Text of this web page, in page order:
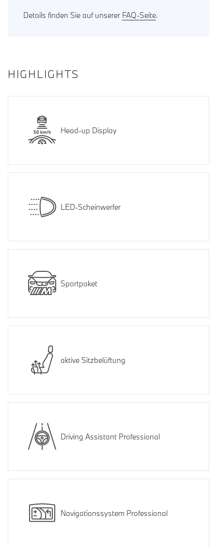
Details finden Sie auf unserer FAQ-Seite.
HIGHLIGHTS
Head-up Display
LED-Scheinwerfer
Sportpaket
aktive Sitzbelüftung
Driving Assistant Professional
Navigationssystem Professional